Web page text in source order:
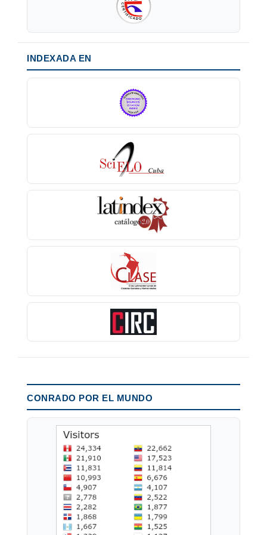
INDEXADA EN
CONRADO POR EL MUNDO